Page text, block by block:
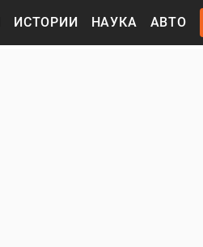
ИСТОРИИ НАУКА АВТО